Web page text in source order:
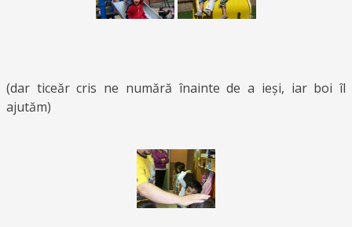
(dar ticeăr cris ne numără înainte de a ieși, iar boi îl
ajutăm)